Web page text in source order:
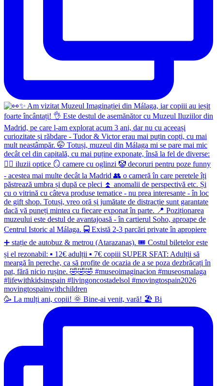
🥳 La mulți ani, copii! 🌞 Bine-ai venit, vară! 🏖 Bi